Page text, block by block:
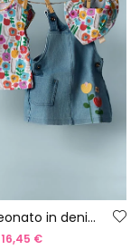
Vestito neonato in denim
16,45 €